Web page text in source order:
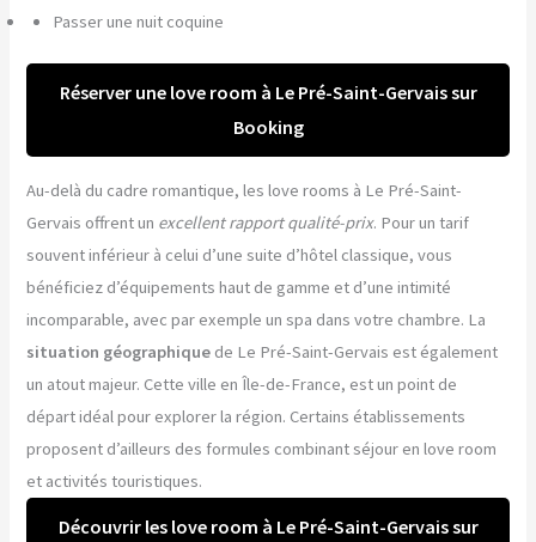
Passer une nuit coquine
Réserver une love room à Le Pré-Saint-Gervais sur
Booking
Au-delà du cadre romantique, les love rooms à Le Pré-Saint-
Gervais offrent un excellent rapport qualité-prix. Pour un tarif
souvent inférieur à celui d’une suite d’hôtel classique, vous
bénéficiez d’équipements haut de gamme et d’une intimité
incomparable, avec par exemple un spa dans votre chambre. La
situation géographique de Le Pré-Saint-Gervais est également
un atout majeur. Cette ville en Île-de-France, est un point de
départ idéal pour explorer la région. Certains établissements
proposent d’ailleurs des formules combinant séjour en love room
et activités touristiques.
Découvrir les love room à Le Pré-Saint-Gervais sur